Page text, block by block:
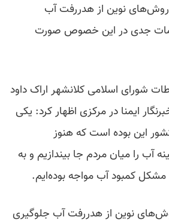
روش‌های نوین از هدررفت آب
جدی در این خصوص صورت
شورای اسلامی کلانشهر اراک داود
ایمنا در مرکزی اظهار کرد: یکی
این بوده است که هنوز
آب را میان مردم جا بیندازیم و به
کمبود آب مواجه بوده‌ایم.
نوین از هدررفت آب جلوگیری